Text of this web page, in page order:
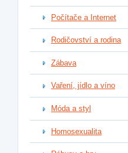
Počítače a Internet
Rodičovství a rodina
Zábava
Vaření, jídlo a víno
Móda a styl
Homosexualita